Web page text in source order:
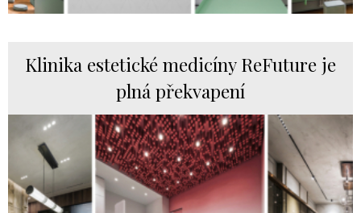
Klinika estetické medicíny ReFuture je
plná překvapení